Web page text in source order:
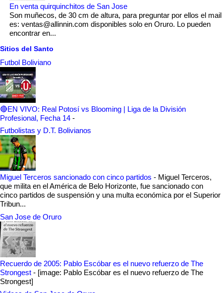
En venta quirquinchitos de San Jose
Son muñecos, de 30 cm de altura, para preguntar por ellos el mail
es: ventas@allinnin.com disponibles solo en Oruro. Lo pueden
encontrar en...
Sitios del Santo
Futbol Boliviano
🔴EN VIVO: Real Potosí vs Blooming | Liga de la División
Profesional, Fecha 14 -
Futbolistas y D.T. Bolivianos
Miguel Terceros sancionado con cinco partidos - Miguel Terceros,
que milita en el América de Belo Horizonte, fue sancionado con
cinco partidos de suspensión y una multa económica por el Superior
Tribun...
San Jose de Oruro
Recuerdo de 2005: Pablo Escóbar es el nuevo refuerzo de The
Strongest - [image: Pablo Escóbar es el nuevo refuerzo de The
Strongest]